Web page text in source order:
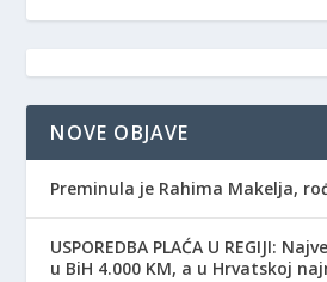
NOVE OBJAVE
Preminula je Rahima Makelja,
USPOREDBA PLAĆA U REGIJI:
u BiH 4.000 KM, a u Hrvatskoj